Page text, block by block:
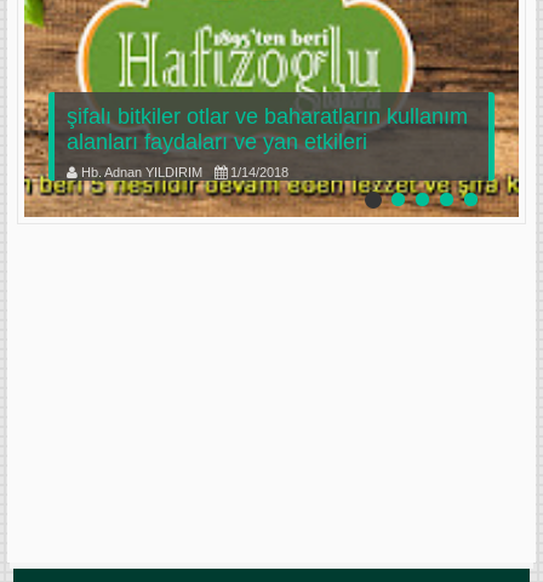
şifalı bitkiler otlar ve baharatların kullanım
alanları faydaları ve yan etkileri
Hb. Adnan YILDIRIM 1/14/2018